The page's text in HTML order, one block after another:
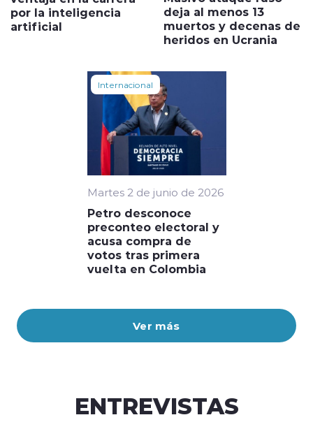
Ver más
por la inteligencia
artificial
deja al menos 13
muertos y decenas de
heridos en Ucrania
Internacional
Martes 2 de junio de 2026
Petro desconoce
preconteo electoral y
acusa compra de
votos tras primera
vuelta en Colombia
ENTREVISTAS